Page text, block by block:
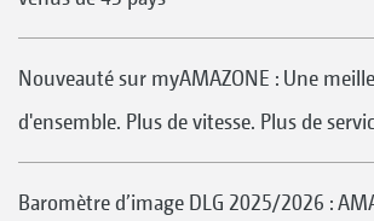
Nouveauté sur myAMAZONE : Une
d'ensemble. Plus de vitesse. Plus de
Baromètre d’image DLG 2025/2026 :